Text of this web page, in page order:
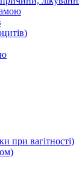
при вагітності)